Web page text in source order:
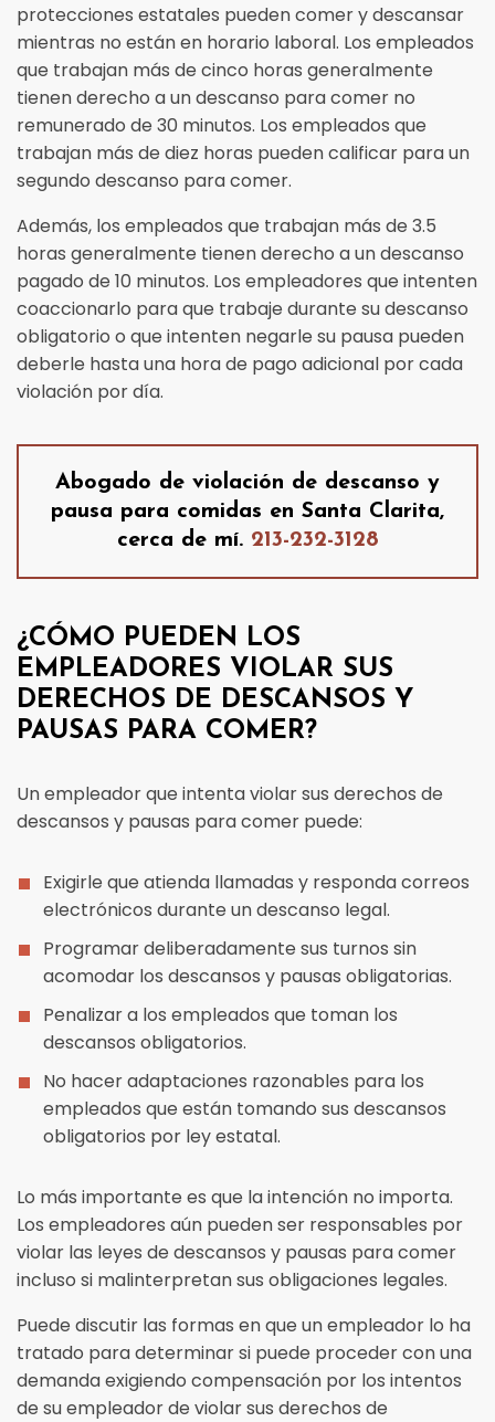
protecciones estatales pueden comer y descansar
mientras no están en horario laboral. Los empleados
que trabajan más de cinco horas generalmente
tienen derecho a un descanso para comer no
remunerado de 30 minutos. Los empleados que
trabajan más de diez horas pueden calificar para un
segundo descanso para comer.
Además, los empleados que trabajan más de 3.5
horas generalmente tienen derecho a un descanso
pagado de 10 minutos. Los empleadores que intenten
coaccionarlo para que trabaje durante su descanso
obligatorio o que intenten negarle su pausa pueden
deberle hasta una hora de pago adicional por cada
violación por día.
Abogado de violación de descanso y
pausa para comidas en Santa Clarita,
cerca de mí. 213-232-3128
¿CÓMO PUEDEN LOS
EMPLEADORES VIOLAR SUS
DERECHOS DE DESCANSOS Y
PAUSAS PARA COMER?
Un empleador que intenta violar sus derechos de
descansos y pausas para comer puede:
Exigirle que atienda llamadas y responda correos
electrónicos durante un descanso legal.
Programar deliberadamente sus turnos sin
acomodar los descansos y pausas obligatorias.
Penalizar a los empleados que toman los
descansos obligatorios.
No hacer adaptaciones razonables para los
empleados que están tomando sus descansos
obligatorios por ley estatal.
Lo más importante es que la intención no importa.
Los empleadores aún pueden ser responsables por
violar las leyes de descansos y pausas para comer
incluso si malinterpretan sus obligaciones legales.
Puede discutir las formas en que un empleador lo ha
tratado para determinar si puede proceder con una
demanda exigiendo compensación por los intentos
de su empleador de violar sus derechos de